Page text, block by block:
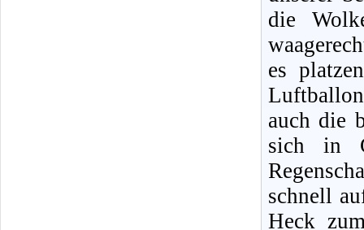
die
es
auch die
sich in
schnell
Heck